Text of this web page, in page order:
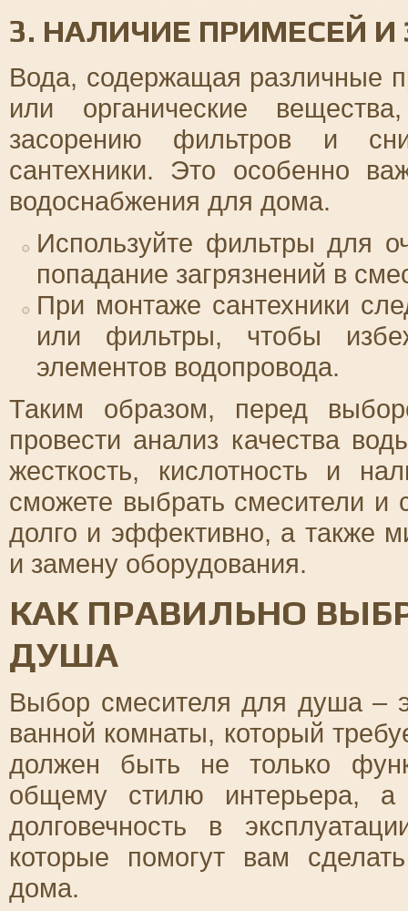
3. НАЛИЧИЕ ПРИМЕСЕЙ
Вода, содержащая различные
или органические
засорению фильтров и
сантехники. Это особенно
водоснабжения для дома.
Используйте фильтры для
попадание загрязнений в
При монтаже сантехники
или фильтры, чтобы
элементов водопровода.
Таким образом, перед
провести анализ качества
жесткость, кислотность и
сможете выбрать смесители и
долго и эффективно, а также
и замену оборудования.
КАК ПРАВИЛЬНО
ДУША
Выбор смесителя для душа –
ванной комнаты, который
должен быть не только
общему стилю интерьера, а
долговечность в
которые помогут вам
дома.